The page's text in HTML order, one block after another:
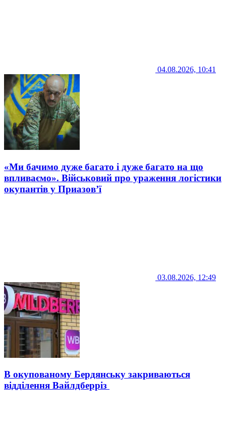
04.08.2026, 10:41
«Ми бачимо дуже багато і дуже багато на що
впливаємо». Військовий про ураження логістики
окупантів у Приазов’ї
03.08.2026, 12:49
В окупованому Бердянську закриваються
відділення Вайлдберріз